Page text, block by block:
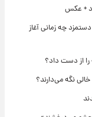
+ عکس
چه زمانی آغاز
از دست داد؟
نگه می‌دارند؟